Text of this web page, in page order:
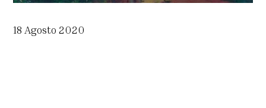
18 Agosto 2020